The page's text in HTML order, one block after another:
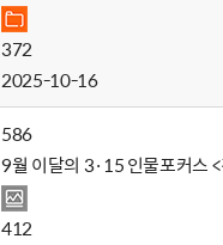
372
2025-10-16
586
9월 이달의 3·15 인물포커스
412